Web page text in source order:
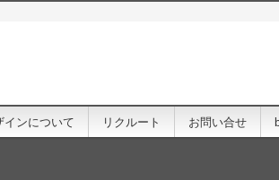
インについて リクルート お問い合せ